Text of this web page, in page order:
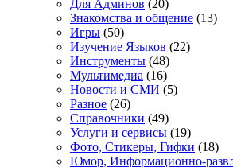
Для Админов (20)
Знакомства и общение (13)
Игры (50)
Изучение Языков (22)
Инструменты (48)
Мультимедиа (16)
Новости и СМИ (5)
Разное (26)
Справочники (49)
Услуги и сервисы (19)
Фото, Стикеры, Гифки (18)
Юмор, Информационно-